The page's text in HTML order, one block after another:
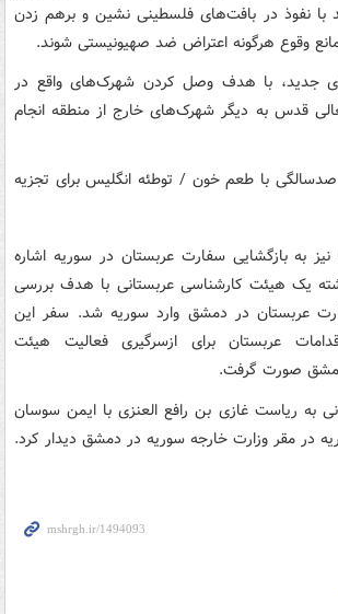
با نفوذ در بافت‌های فلسطینی نشین و برهم زدن
وقوع هرگونه اعتراض ضد صهیونیستی شوند.
جدید، با هدف وصل کردن شهرک‌های واقع در
قدس به دیگر شهرک‌های خارج از منطقه انجام
نیز به بازگشایی سفارت عربستان در سوریه اشاره
یک هیئت کارشناسی عربستانی با هدف بررسی
عربستان در دمشق وارد سوریه شد. سفر این
عربستان برای ازسرگیری فعالیت هیئت
صورت گرفت.
به ریاست غازی بن رافع العنزی با ایمن سوسان
در مقر وزارت خارجه سوریه در دمشق دیدار کرد.